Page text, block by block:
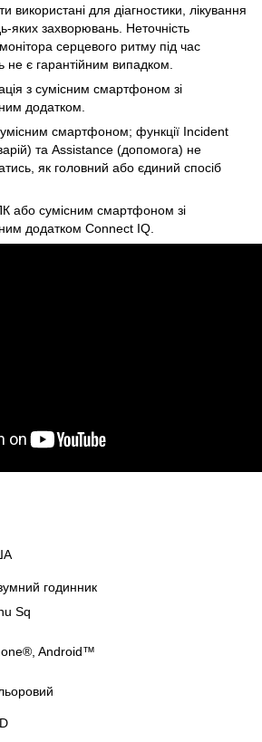
використані для діагностики, лікування
яких захворювань. Неточність
серцевого ритму під час
не є гарантійним випадком.
з сумісним смартфоном зі
додатком.
смартфоном; функції Incident
та Assistance (допомога) не
як головний або єдиний спосіб
або сумісним смартфоном зі
додатком Connect IQ.
годинник
Sq
Android™